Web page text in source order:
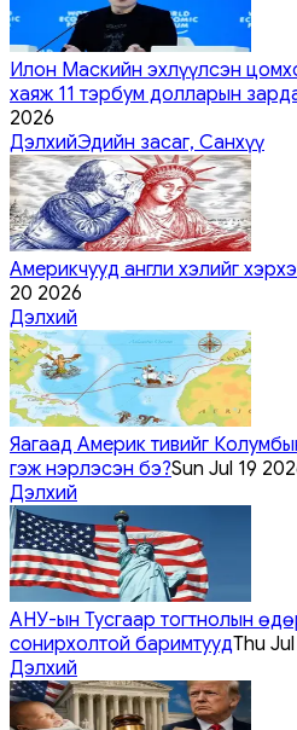
Илон Маскийн эхлүүлсэн
хаяж 11 тэрбум долларын
2026
ДэлхийЭдийн засаг, Санхүү
Америкчууд англи хэлийг
20 2026
Дэлхий
Яагаад Америк тивийг
гэж нэрлэсэн бэ?Sun Jul 19
Дэлхий
АНУ-ын Тусгаар тогтнолын
сонирхолтой баримтуудThu
Дэлхий